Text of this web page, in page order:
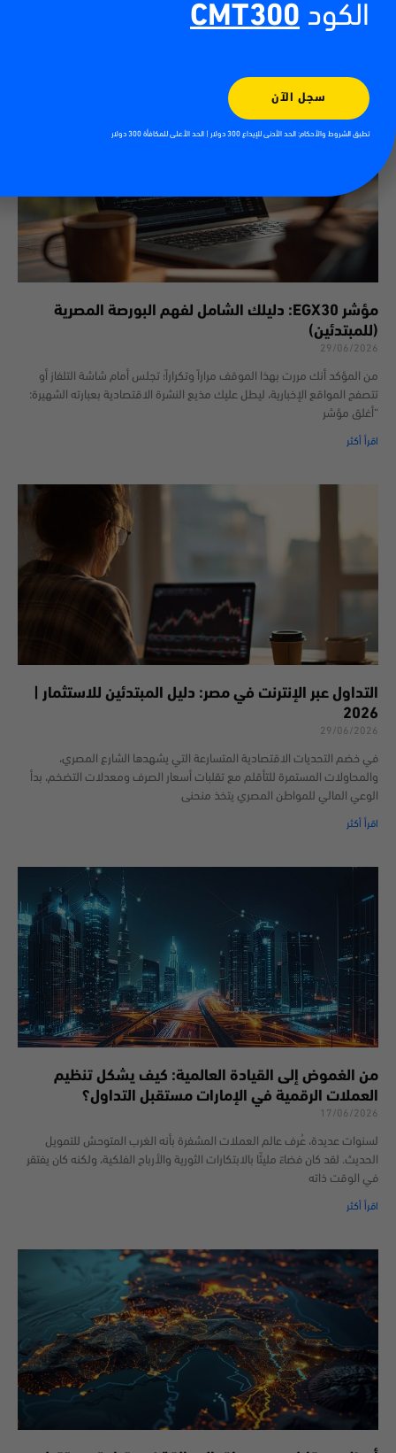
في الأسواق المالية العالمية. فمن البيتكوين والإيثيريوم إلى آلاف العملات
الرقمية الأخرى، أصبح
مؤشر EGX30: دليلك الشامل لفهم البورصة المصرية
(للمبتدئين)
29/06/2026
من المؤكد أنك مررت بهذا الموقف مراراً وتكراراً؛ تجلس أمام شاشة التلفاز أو
تتصفح المواقع الإخبارية، ليطل عليك مذيع النشرة الاقتصادية بعبارته الشهيرة:
“أغلق مؤشر
اقرأ أكثر
التداول عبر الإنترنت في مصر: دليل المبتدئين للاستثمار |
2026
29/06/2026
في خضم التحديات الاقتصادية المتسارعة التي يشهدها الشارع المصري،
والمحاولات المستمرة للتأقلم مع تقلبات أسعار الصرف ومعدلات التضخم، بدأ
الوعي المالي للمواطن المصري يتخذ منحنى
اقرأ أكثر
من الغموض إلى القيادة العالمية: كيف يشكل تنظيم
العملات الرقمية في الإمارات مستقبل التداول؟
17/06/2026
لسنوات عديدة، عُرف عالم العملات المشفرة بأنه الغرب المتوحش للتمويل
الحديث. لقد كان فضاءً مليئًا بالابتكارات الثورية والأرباح الفلكية، ولكنه كان يفتقر
في الوقت ذاته
اقرأ أكثر
الكود CMT300
سجل الآن
تطبق الشروط والأحكام: الحد الأدنى للإيداع 300 دولار | الحد الأعلى للمكافأة 300 دولار